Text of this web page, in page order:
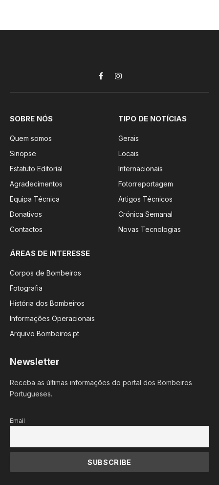
FacebookInstagram
SOBRE NÓS
Quem somos
Sinopse
Estatuto Editorial
Agradecimentos
Equipa Técnica
Donativos
Contactos
TIPO DE NOTÍCIAS
Gerais
Locais
Internacionais
Fotorreportagem
Artigos Técnicos
Crónica Semanal
Novas Tecnologias
ÁREAS DE INTERESSE
Corpos de Bombeiros
Fotografia
História dos Bombeiros
Informações Operacionais
Arquivo Bombeiros.pt
Newsletter
Receba as últimas informações do portal dos Bombeiros
Portugueses.
Email